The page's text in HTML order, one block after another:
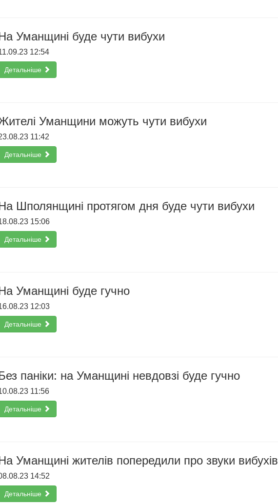
Уманщині буде чути вибухи
12:54
Детальніше
Уманщини можуть чути вибухи
11:42
Детальніше
Шполянщині протягом дня буде чути вибухи
15:06
Детальніше
Уманщині буде гучно
12:03
Детальніше
паніки: на Уманщині невдовзі буде гучно
11:56
Детальніше
Уманщині жителів попередили про звуки вибухів
14:52
Детальніше